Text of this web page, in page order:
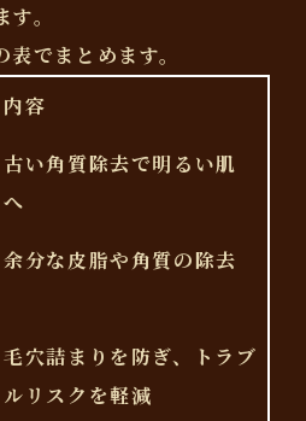
。
でまとめます。
内容
古い角質除去で明るい肌
へ
余分な皮脂や角質の除去
毛穴詰まりを防ぎ、トラブ
ルリスクを軽減